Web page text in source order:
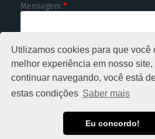
Utilizamos cookies para que você
melhor experiência em nosso site,
continuar navegando, você está
estas condições Saber mais
Eu concordo!
Mensagem *
Copyright ©2026